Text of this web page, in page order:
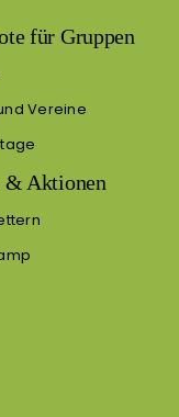
für Gruppen
Vereine
& Aktionen